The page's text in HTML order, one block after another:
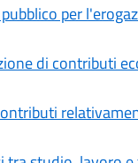
pubblico per
di contributi